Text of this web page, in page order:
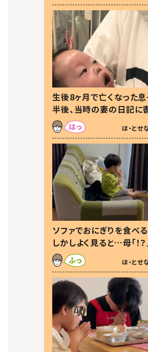
生後8ヶ月で亡くなった
半後、当時の妻の日記に
た本音とは
ほ・と
ソファでおにぎりを食べ
しかしよく見ると…母「！
察した母の投稿に「可愛い
す！」「現行犯〜」
ほ・と